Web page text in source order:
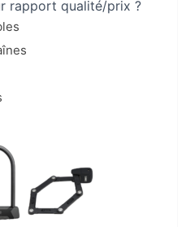
rapport qualité/prix ?